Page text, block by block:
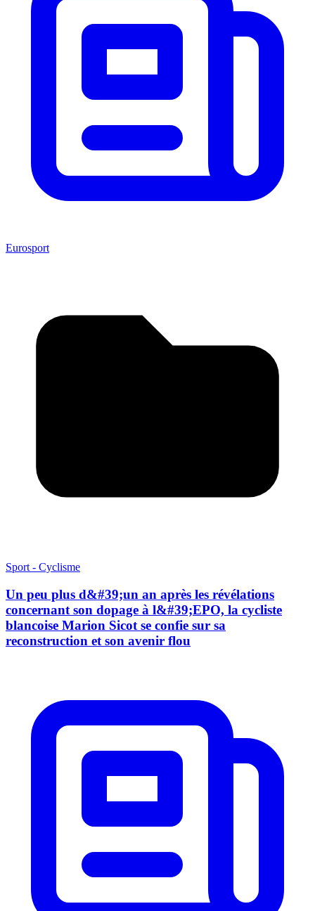
Eurosport
Sport - Cyclisme
Un peu plus d&#39;un an après les révélations
concernant son dopage à l&#39;EPO, la cycliste
blancoise Marion Sicot se confie sur sa
reconstruction et son avenir flou